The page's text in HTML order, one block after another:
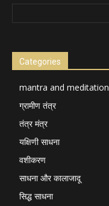
Categories
mantra and meditation
ग्रामीण तंत्र
तंत्र मंत्र
यक्षिणी साधना
वशीकरण
साधना और कालाजादू
सिद्ध साधना